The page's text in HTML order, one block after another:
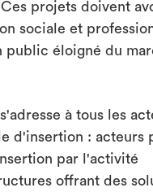
projets doivent
sociale et
public éloigné du
à tous les
d'insertion : acteurs
par l'activité
offrant des